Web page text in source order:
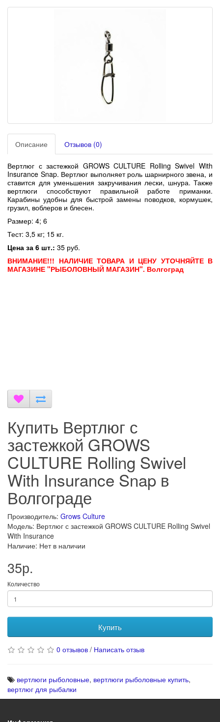
Описание Отзывов (0)
Вертлюг с застежкой GROWS CULTURE Rolling Swivel With
Insurance Snap. Вертлюг выполняет роль шарнирного звена, и
ставится для уменьшения закручивания лески, шнура. Также
вертлюги способствуют правильной работе приманки.
Карабины удобны для быстрой замены поводков, кормушек,
грузил, воблеров и блесен.
Размер: 4; 6
Тест: 3,5 кг; 15 кг.
Цена за 6 шт.: 35 руб.
ВНИМАНИЕ!!! НАЛИЧИЕ ТОВАРА И ЦЕНУ УТОЧНЯЙТЕ В
МАГАЗИНЕ "РЫБОЛОВНЫЙ МАГАЗИН". Волгоград
Купить Вертлюг с
застежкой GROWS
CULTURE Rolling Swivel
With Insurance Snap в
Волгограде
Производитель: Grows Culture
Модель: Вертлюг с застежкой GROWS CULTURE Rolling Swivel
With Insurance
Наличие: Нет в наличии
35р.
Количество
Купить
0 отзывов / Написать отзыв
вертлюги рыболовные, вертлюги рыболовные купить,
вертлюг для рыбалки